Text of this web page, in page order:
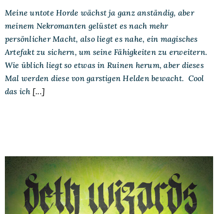
Meine untote Horde wächst ja ganz anständig, aber
meinem Nekromanten gelüstet es nach mehr
persönlicher Macht, also liegt es nahe, ein magisches
Artefakt zu sichern, um seine Fähigkeiten zu erweitern.
Wie üblich liegt so etwas in Ruinen herum, aber dieses
Mal werden diese von garstigen Helden bewacht. Cool
das ich [...]